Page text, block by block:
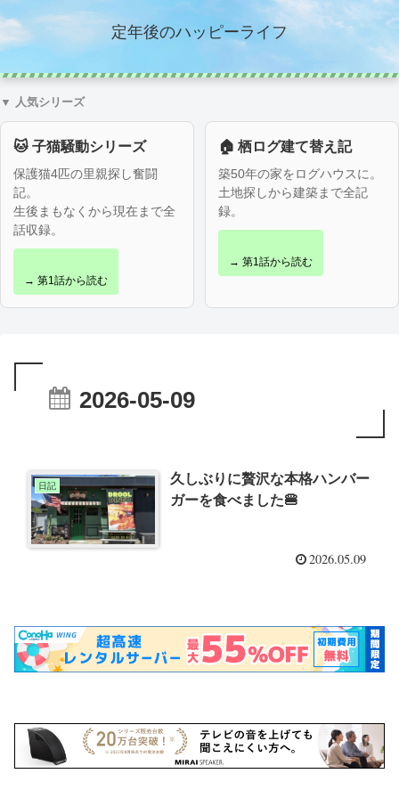
定年後のハッピーライフ
▼ 人気シリーズ
🐱 子猫騒動シリーズ
保護猫4匹の里親探し奮闘
記。
生後まもなくから現在まで全
話収録。
→ 第1話から読む
🏠 栖ログ建て替え記
築50年の家をログハウスに。
土地探しから建築まで全記
録。
→ 第1話から読む
2026-05-09
日記
久しぶりに贅沢な本格ハンバー
ガーを食べました🍔
2026.05.09